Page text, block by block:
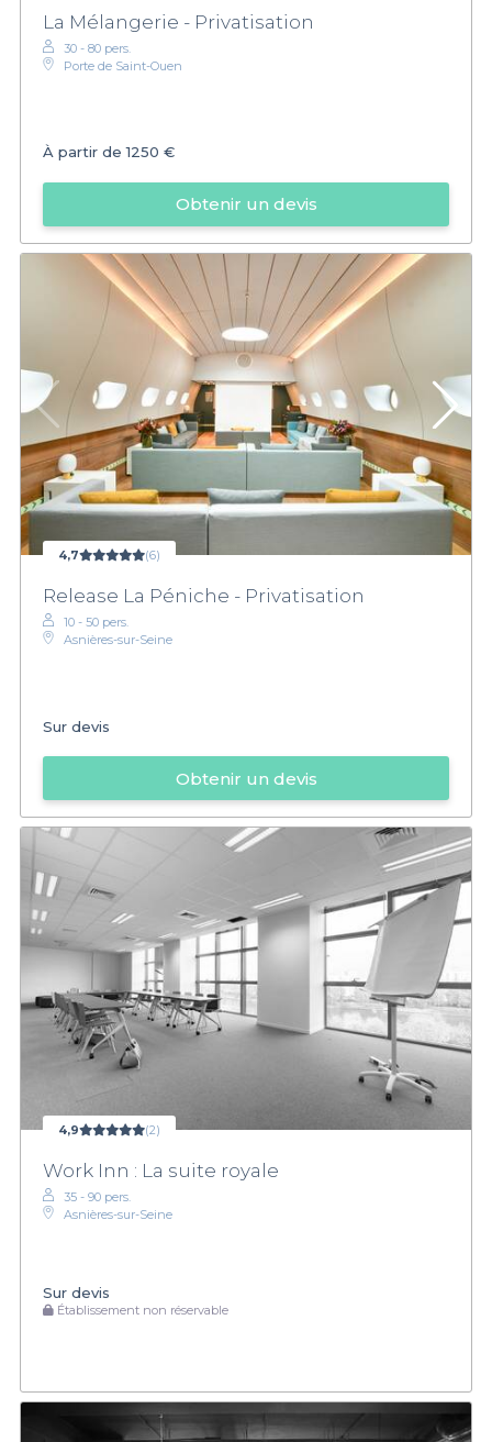
La Mélangerie - Privatisation
30 - 80 pers.
Porte de Saint-Ouen
À partir de1250 €
Obtenir un devis
4,7 (6)
Release La Péniche - Privatisation
10 - 50 pers.
Asnières-sur-Seine
Sur devis
Obtenir un devis
4,9 (2)
Work Inn : La suite royale
35 - 90 pers.
Asnières-sur-Seine
Sur devis
Établissement non réservable